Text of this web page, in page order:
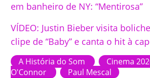
em banheiro de NY: “Mentirosa”
VÍDEO: Justin Bieber visita
clipe de “Baby” e canta o hit à
A História do Som Cinema
O'Connor
Paul Mescal